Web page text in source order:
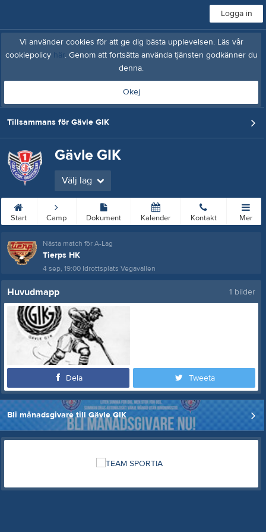
Logga in
Vi använder cookies för att ge dig bästa upplevelsen. Läs vår
cookiepolicy här. Genom att fortsätta använda tjänsten godkänner du
denna.
Okej
Tillsammans för Gävle GIK
Gävle GIK
Välj lag
Start Camp Dokument Kalender Kontakt Mer
Nästa match för A-Lag
Tierps HK
4 sep, 19:00 Idrottsplats Vegavallen
Huvudmapp 1 bilder
Dela Tweeta
Bli månadsgivare till Gävle GIK